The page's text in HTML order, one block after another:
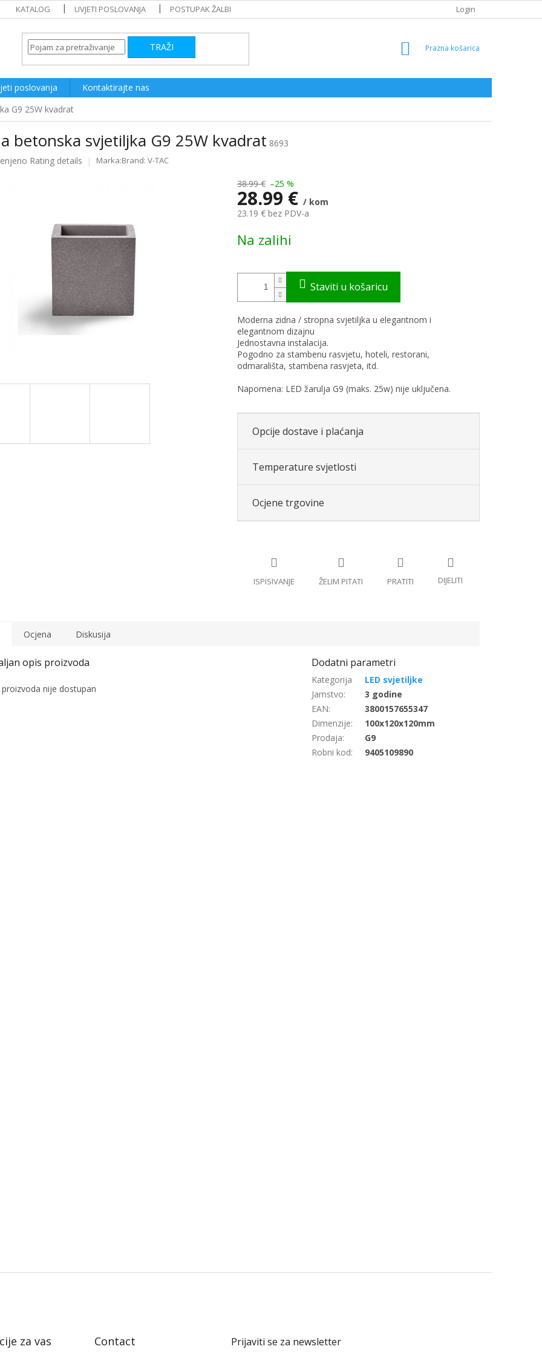
KATALOG UVJETI POSLOVANJA POSTUPAK ŽALBI Login
TRAŽI
SHOPPING
poslovanja
Kontaktirajte nas
G9 25W kvadrat
betonska svjetiljka G9 25W kvadrat 8693
Rating details Brand: V-TAC
38.99 € –25 %
28.99 € / kom
23.19 € bez PDV-a
price:
Na zalihi
Moderna zidna / stropna svjetiljka u elegantnom i
elegantnom dizajnu
Jednostavna instalacija.
Pogodno za stambenu rasvjetu, hoteli, restorani,
odmarališta, stambena rasvjeta, itd.
Napomena: LED žarulja G9 (maks. 25w) nije uključena.
Opcije dostave i plaćanja
Temperature svjetlosti
Ocjene trgovine
Ocjena Diskusija
proizvoda nije dostupan
LED svjetiljke
Jamstvo:
3 godine
EAN:
3800157655347
Dimenzije:
100x120x120mm
Prodaja:
G9
Robni kod: 9405109890
za vas Contact